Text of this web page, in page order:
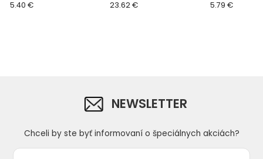
250 x 130 x 30 mm
5.40 € mm
23.62 € 5.79 €
NEWSLETTER
Chceli by ste byť informovaní o špeciálnych akciách?